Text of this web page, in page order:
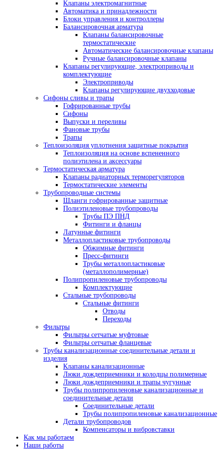
Клапаны электромагнитные
Автоматика и принадлежности
Блоки управления и контроллеры
Балансировочная арматура
Клапаны балансировочные
термостатические
Автоматические балансировочные клапаны
Ручные балансировочные клапаны
Клапаны регулирующие, электроприводы и
комплектующие
Электроприводы
Клапаны регулирующие двухходовые
Сифоны сливы и трапы
Гофрированные трубы
Сифоны
Выпуски и переливы
Фановые трубы
Трапы
Теплоизоляция уплотнения защитные покрытия
Теплоизоляция на основе вспененного
полиэтилена и аксессуары
Термостатическая арматура
Клапаны радиаторных терморегуляторов
Термостатические элементы
Трубопроводные системы
Шланги гофрированные защитные
Полиэтиленовые трубопроводы
Трубы ПЭ ПНД
Фитинги и фланцы
Латунные фитинги
Металлопластиковые трубопроводы
Обжимные фитинги
Пресс-фитинги
Трубы металлопластиковые
(металлополимерные)
Полипропиленовые трубопроводы
Комплектующие
Стальные трубопроводы
Стальные фитинги
Отводы
Переходы
Фильтры
Фильтры сетчатые муфтовые
Фильтры сетчатые фланцевые
Трубы канализационные соединительные детали и
изделия
Клапаны канализационные
Люки дождеприемники и колодцы полимерные
Люки дождеприемники и трапы чугунные
Трубы полипропиленовые канализационные и
соединительные детали
Соединительные детали
Трубы полипропиленовые канализационные
Детали трубопроводов
Компенсаторы и вибровставки
Как мы работаем
Наши работы